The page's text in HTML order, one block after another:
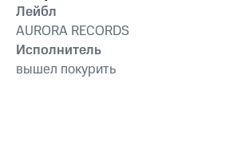
Лейбл
AURORA RECORDS
Исполнитель
вышел покурить